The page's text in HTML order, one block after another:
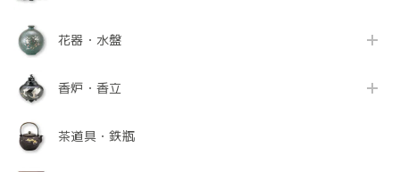
花器・水盤
香炉・香立
茶道具・鉄瓶